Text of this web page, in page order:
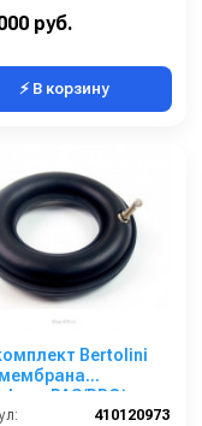
руб.
⚡ В корзину
Bertolini
PAS/PBO)
410120973